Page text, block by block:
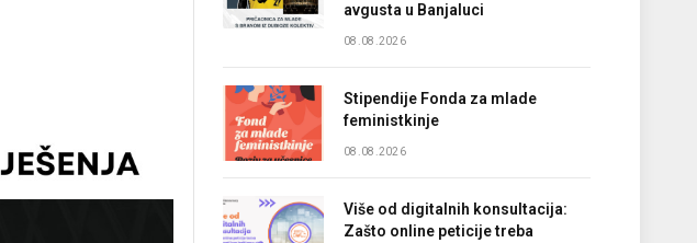
avgusta u Banjaluci
08.08.2026
Stipendije Fonda za mlade
feministkinje
08.08.2026
Više od digitalnih konsultacija:
Zašto online peticije treba